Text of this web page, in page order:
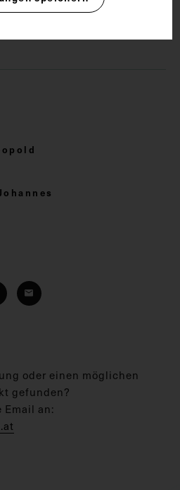
oder einen möglichen
gefunden?
Email an: